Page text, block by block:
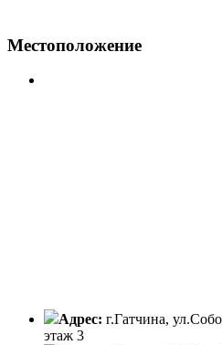
Местоположение
Адрес: г.Гатчина,
этаж 3